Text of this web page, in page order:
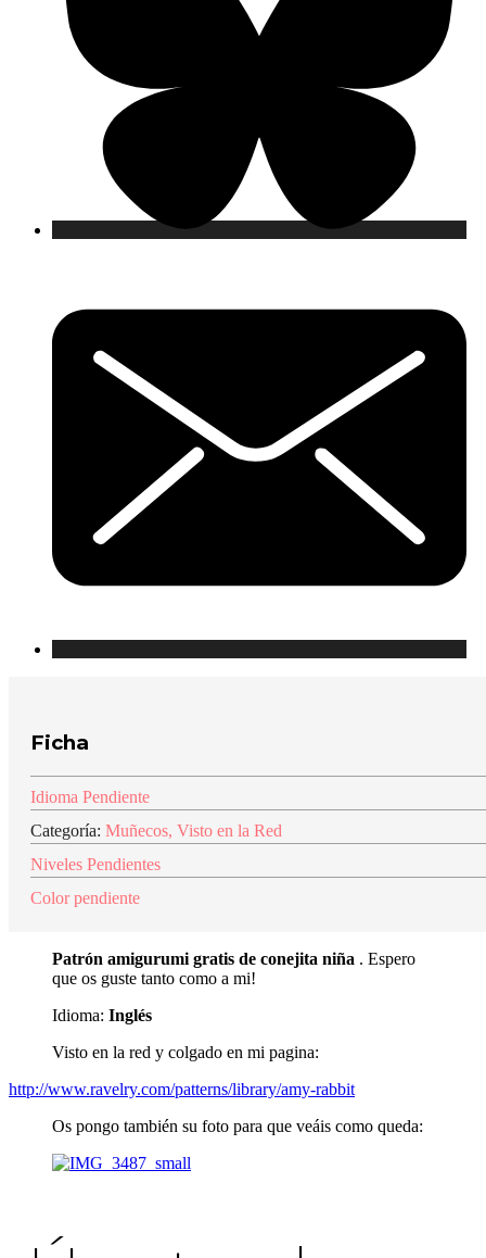
Ficha
Idioma Pendiente
Categoría: Muñecos, Visto en la Red
Niveles Pendientes
Color pendiente
Patrón amigurumi gratis de conejita niña . Espero
que os guste tanto como a mi!
Idioma: Inglés
Visto en la red y colgado en mi pagina:
http://www.ravelry.com/patterns/library/amy-rabbit
Os pongo también su foto para que veáis como queda: